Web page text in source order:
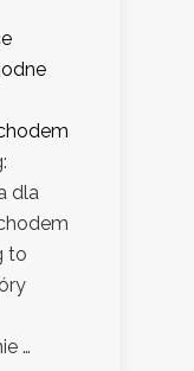
dla
to
…